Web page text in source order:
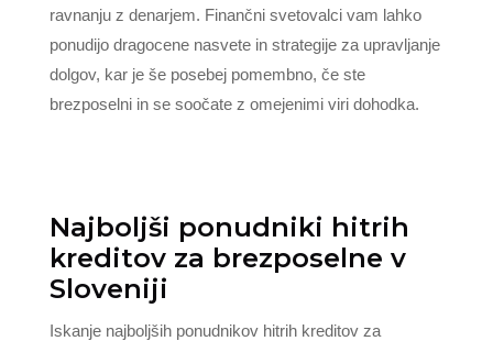
ravnanju z denarjem. Finančni svetovalci vam lahko
ponudijo dragocene nasvete in strategije za upravljanje
dolgov, kar je še posebej pomembno, če ste
brezposelni in se soočate z omejenimi viri dohodka.
Najboljši ponudniki hitrih
kreditov za brezposelne v
Sloveniji
Iskanje najboljših ponudnikov hitrih kreditov za